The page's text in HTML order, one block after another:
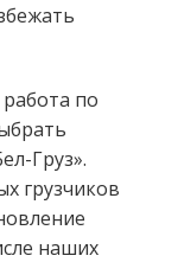
по
Груз».
грузчиков
наших